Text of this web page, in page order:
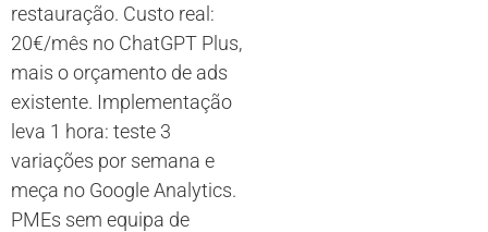
restauração. Custo real:
20€/mês no ChatGPT Plus,
mais o orçamento de ads
existente. Implementação
leva 1 hora: teste 3
variações por semana e
meça no Google Analytics.
PMEs sem equipa de